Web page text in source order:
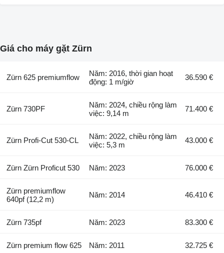
Giá cho máy gặt Zürn
Zürn 625 premiumflow
Năm: 2016, thời gian hoạt
động: 1 m/giờ
36.590 €
Zürn 730PF
Năm: 2024, chiều rộng làm
việc: 9,14 m
71.400 €
Zürn Profi-Cut 530-CL
Năm: 2022, chiều rộng làm
việc: 5,3 m
43.000 €
Zürn Zürn Proficut 530 Năm: 2023 76.000 €
Zürn premiumflow
640pf (12,2 m)
Năm: 2014 46.410 €
Zürn 735pf Năm: 2023 83.300 €
Zürn premium flow 625 Năm: 2011 32.725 €